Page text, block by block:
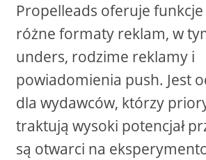
Propelleads oferuje
różne formaty reklam, w
unders, rodzime reklamy i
powiadomienia push. Jest
dla wydawców, którzy
traktują wysoki potencjał
są otwarci na